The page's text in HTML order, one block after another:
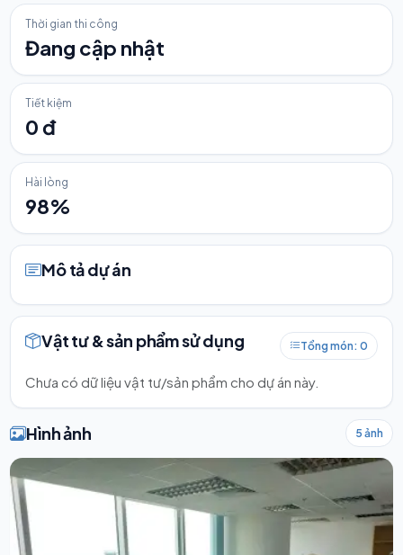
Thời gian thi công
Đang cập nhật
Tiết kiệm
0 đ
Hài lòng
98%
Mô tả dự án
Vật tư & sản phẩm sử dụng Tổng món: 0
Chưa có dữ liệu vật tư/sản phẩm cho dự án này.
Hình ảnh 5 ảnh